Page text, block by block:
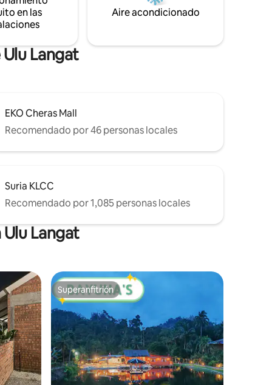
de
chino están a solo 6 paradas de este
en las
Aire acondicionado
Langat
EKO Cheras Mall
Recomendado por 46 personas locales
Suria KLCC
Recomendado por 1,085 personas locales
Langat
Superanfitrión
Superanfitrión